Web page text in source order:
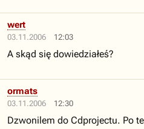
03.11.2006 12:03
wert
A skąd się dowiedziałeś?
03.11.2006 12:30
ormats
Dzwonilem do Cdprojectu. Po